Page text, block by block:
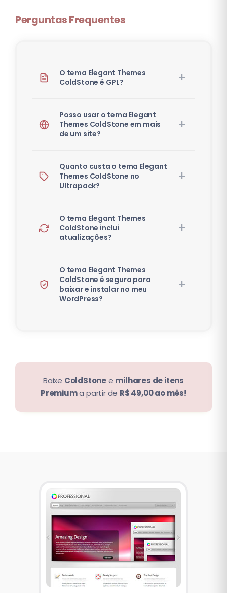
Perguntas Frequentes
O tema Elegant Themes
ColdStone é GPL?
Posso usar o tema Elegant
Themes ColdStone em mais
de um site?
Quanto custa o tema Elegant
Themes ColdStone no
Ultrapack?
O tema Elegant Themes
ColdStone inclui
atualizações?
O tema Elegant Themes
ColdStone é seguro para
baixar e instalar no meu
WordPress?
Baixe ColdStonee milhares de itens
Premiuma partir de R$ 49,00 ao mês!